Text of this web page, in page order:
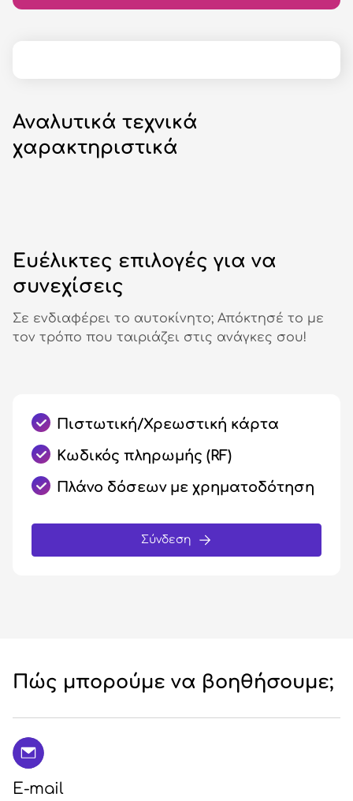
Αναλυτικά τεχνικά
χαρακτηριστικά
Ευέλικτες επιλογές για να
συνεχίσεις
Σε ενδιαφέρει το αυτοκίνητο; Απόκτησέ το με
τον τρόπο που ταιριάζει στις ανάγκες σου!
Πιστωτική/Χρεωστική κάρτα
Κωδικός πληρωμής (RF)
Πλάνο δόσεων με χρηματοδότηση
Σύνδεση
Πώς μπορούμε να βοηθήσουμε;
E-mail